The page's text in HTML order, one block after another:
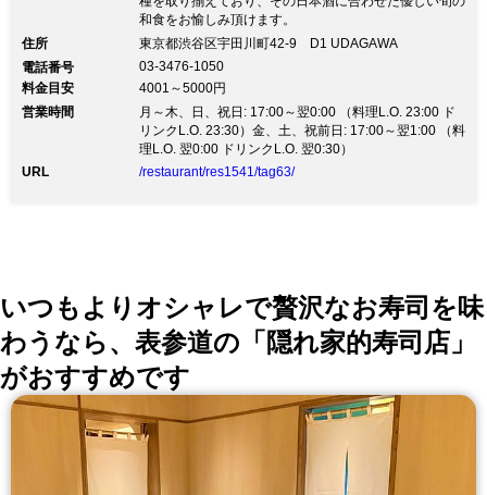
和食をお愉しみ頂けます。
住所
東京都渋谷区宇田川町42-9 D1 UDAGAWA
電話番号
03-3476-1050
料金目安
4001～5000円
営業時間
月～木、日、祝日: 17:00～翌0:00 （料理L.O. 23:00 ド
リンクL.O. 23:30）金、土、祝前日: 17:00～翌1:00 （料
理L.O. 翌0:00 ドリンクL.O. 翌0:30）
URL
/restaurant/res1541/tag63/
いつもよりオシャレで贅沢なお寿司を味
わうなら、表参道の「隠れ家的寿司店」
がおすすめです